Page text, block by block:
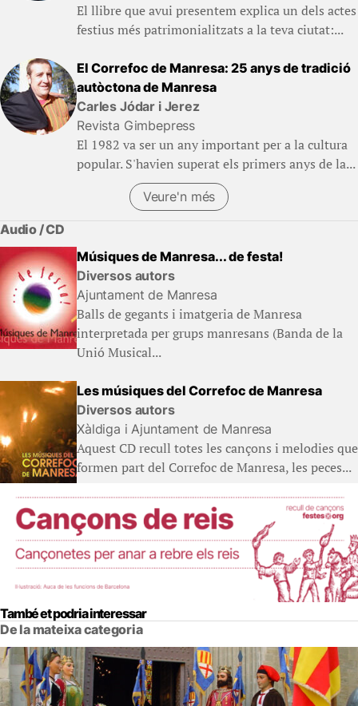
El llibre que avui presentem explica un dels actes
festius més patrimonialitzats a la teva ciutat:...
El Correfoc de Manresa: 25 anys de tradició
autòctona de Manresa
Carles Jódar i Jerez
Revista Gimbepress
El 1982 va ser un any important per a la cultura
popular. S'havien superat els primers anys de la...
Veure'n més
(Llibres)
Audio / CD
Músiques de Manresa... de festa!
Diversos autors
Ajuntament de Manresa
Balls de gegants i imatgeria de Manresa
interpretada per grups manresans (Banda de la
Unió Musical...
Les músiques del Correfoc de Manresa
Diversos autors
Xàldiga i Ajuntament de Manresa
Aquest CD recull totes les cançons i melodies que
formen part del Correfoc de Manresa, les peces...
També et podria interessar
De la mateixa categoria